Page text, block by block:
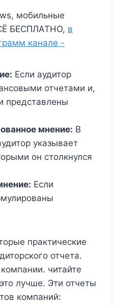
мобильные
БЕСПЛАТНО, в
канале -
Если аудитор
отчетами и,
представлены
мнение: В
указывает
он столкнулся
Если
практические
отчета.
читайте
лучше. Эти отчеты
компаний: